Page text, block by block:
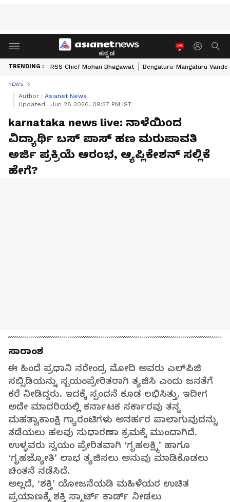
ಕನ್ನಡ
TRENDING : RSS Chief Mohan Bhagawat Bengaluru-Mangaluru
NEWS
Author : Asianet News
Updated : Jun 28 2026, 09:57 PM IST
karnataka news live: ನಾಳೆಯಿಂದ
ವಿದ್ಯಾರ್ಥಿ ಬಸ್ ಪಾಸ್ ಹಣ ಮರುಪಾವತಿ
ಅರ್ಜಿ ಪ್ರಕ್ರಿಯೆ ಆರಂಭ, ಆ್ಯಪ್ಲಿಕೇಶನ್ ಸಲ್ಲಿಕೆ
ಹೇಗೆ?
ಸಾರಾಂಶ
ಈ ಹಿಂದೆ ಪ್ರಧಾನಿ ನರೇಂದ್ರ ಮೋದಿ ಅವರು ಎಲ್‌ಪಿಜಿ
ಸಬ್ಸಿಡಿಯನ್ನು ಸ್ಬಯಂಪ್ರೇರಿತರಾಗಿ ತ್ಯಜಿಸಿ ಎಂದು ಜನತೆಗೆ
ಕರೆ ನೀಡಿದ್ದರು. ಇದಕ್ಕೆ ಸ್ಪಂದನೆ ಕೂಡ ಲಭಿಸಿತ್ತು. ಇದೀಗ
ಅದೇ ಮಾದರಿಯಲ್ಲಿ ಕರ್ನಾಟಕ ಸರ್ಕಾರವು ತನ್ನ
ಮಹತ್ವಾಕಾಂಕ್ಷಿ ಗ್ಯಾರಂಟಿಗಳು ಅನರ್ಹರ ಪಾಲಾಗುವುದನ್ನು
ತಡೆಯಲು ಹಲವು ಸುಧಾರಣಾ ಕ್ರಮಕ್ಕೆ ಮುಂದಾಗಿದೆ.
ಉಳ್ಳವರು ಸ್ವಯಂ ಪ್ರೇರಿತವಾಗಿ ‘ಗೃಹಲಕ್ಷ್ಮಿ’ ಹಾಗೂ
‘ಗೃಹಜ್ಯೋತಿ’ ಲಾಭ ತ್ಯಜಿಸಲು ಅನುವು ಮಾಡಿಕೊಡಲು
ಚಿಂತನೆ ನಡೆಸಿದೆ.
ಅಲ್ಲದೆ, ‘ಶಕ್ತಿ’ ಯೋಜನೆಯಡಿ ಮಹಿಳೆಯರ ಉಚಿತ
ಪ್ರಯಾಣಕ್ಕೆ ಶಕ್ತಿ ಸ್ಮಾರ್ಟ್‌ ಕಾರ್ಡ್‌ ನೀಡಲು